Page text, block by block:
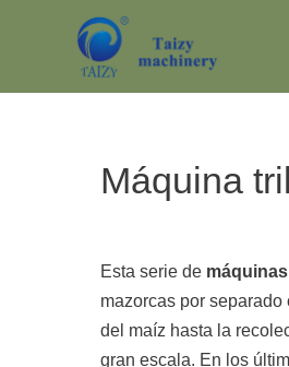
Máquina
Esta serie de
mazorcas por
del maíz hasta la
gran escala. En los